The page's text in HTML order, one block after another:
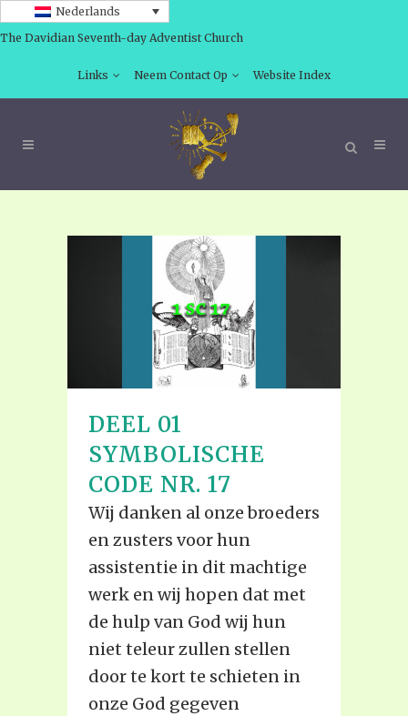
Nederlands
The Davidian Seventh-day Adventist Church
Links Neem Contact Op Website Index
DEEL 01
SYMBOLISCHE
CODE NR. 17
Wij danken al onze broeders
en zusters voor hun
assistentie in dit machtige
werk en wij hopen dat met
de hulp van God wij hun
niet teleur zullen stellen
door te kort te schieten in
onze God gegeven